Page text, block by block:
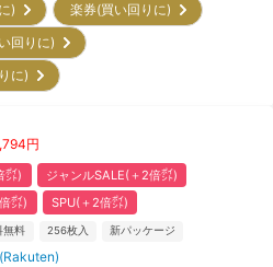
に)
楽券(買い回りに)
い回りに)
りに)
円
㌽)
ジャンルSALE(＋2倍㌽)
㌽)
SPU(＋2倍㌽)
無料 256枚入 新パッケージ